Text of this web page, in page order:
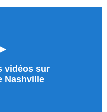
vidéos sur
Nashville